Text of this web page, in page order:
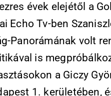
évek elejétől a
Echo Tv-ben
Panorámának volt
is
a Giczy
1. kerületében,